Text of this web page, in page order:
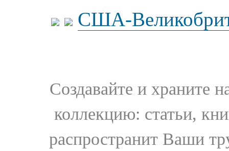
США-
Создавайте и храните
коллекцию: статьи,
распространит Ваши